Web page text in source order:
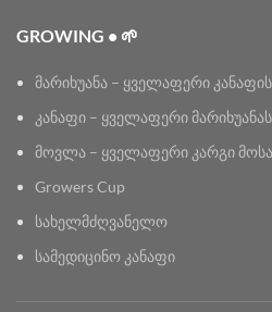
GROWING • 🌱
მარიხუანა – ყველაფერი კანაფის
კანაფი – ყველაფერი მარიხუანას
მოვლა – ყველაფერი კარგი
Growers Cup
სახელმძღვანელო
სამედიცინო კანაფი